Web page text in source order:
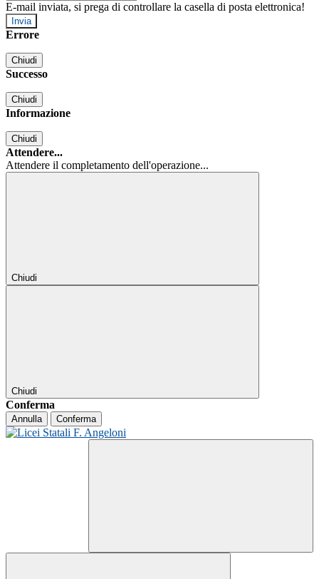
E-mail inviata, si prega di controllare la casella di posta elettronica!
Errore
Chiudi
Successo
Chiudi
Informazione
Chiudi
Attendere...
Attendere il completamento dell'operazione...
Chiudi
Chiudi
Conferma
Annulla Conferma